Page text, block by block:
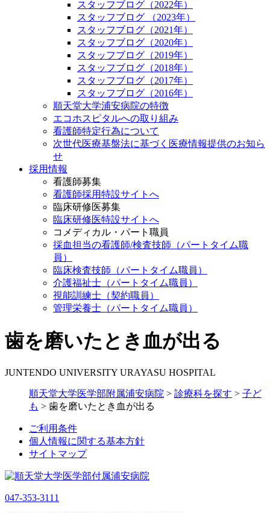
スタッフブログ（2022年）
スタッフブログ （2023年）
スタッフブログ（2021年）
スタッフブログ（2020年）
スタッフブログ（2019年）
スタッフブログ（2018年）
スタッフブログ（2017年）
スタッフブログ（2016年）
順天堂大学浦安病院の特徴
エコホスピタルへの取り組み
看護師特定行為について
次世代医療基盤法に基づく医療情報提供のお知ら
せ
採用情報
看護師募集
看護師採用特設サイトへ
臨床研修医募集
臨床研修医特設サイトへ
コメディカル・パート職員
採血担当の看護師/検査技師（パートタイム職
員）
臨床検査技師（パートタイム職員）
介護福祉士（パートタイム職員）
視能訓練士（契約職員）
管理栄養士（パートタイム職員）
歯を磨いたとき血が出る
JUNTENDO UNIVERSITY URAYASU HOSPITAL
順天堂大学医学部附属浦安病院 > 診療科を探す > 子ど
も > 歯を磨いたとき血が出る
ご利用条件
個人情報に関する基本方針
サイトマップ
047-353-3111